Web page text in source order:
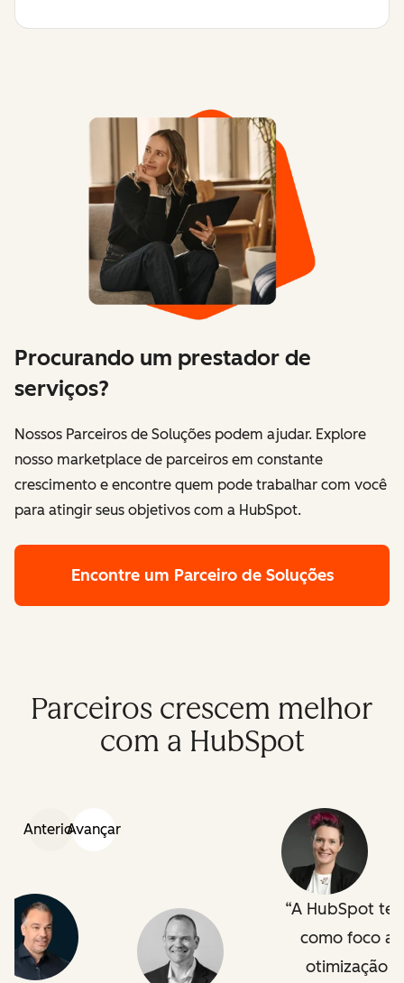
Procurando um prestador de
serviços?
Nossos Parceiros de Soluções podem ajudar. Explore
nosso marketplace de parceiros em constante
crescimento e encontre quem pode trabalhar com você
para atingir seus objetivos com a HubSpot.
Encontre um Parceiro de Soluções
Parceiros crescem melhor
com a HubSpot
AnteriorAvançar
A HubSpot
como foco a
otimização